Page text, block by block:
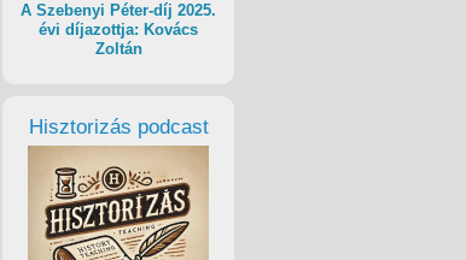
A Szebenyi Péter-díj 2025.
évi díjazottja: Kovács
Zoltán
Hisztorizás podcast